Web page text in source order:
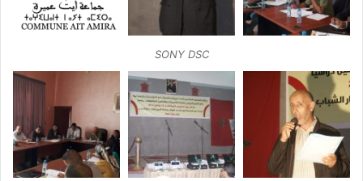
SONY DSC